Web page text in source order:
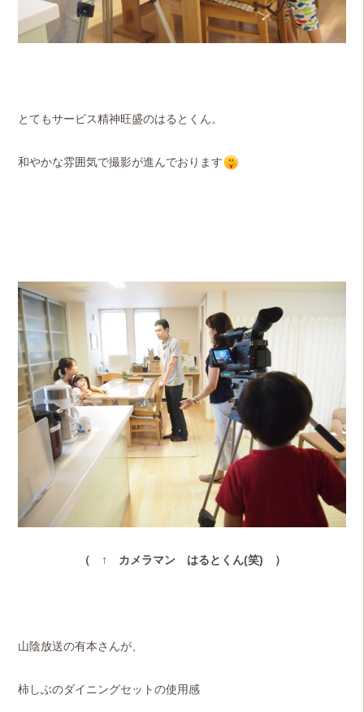
とてもサービス精神旺盛のはるとくん。
和やかな雰囲気で撮影が進んでおります
（ ↑ カメラマン はるとくん(笑) ）
山陰放送の有本さんが、
柿しぶのダイニングセットの使用感